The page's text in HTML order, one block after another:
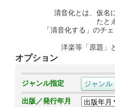
清音化とは、仮名
たと
「清音化する」のチ
洋楽等「原題」
オプション
ジャンル指定
出版／発行年月